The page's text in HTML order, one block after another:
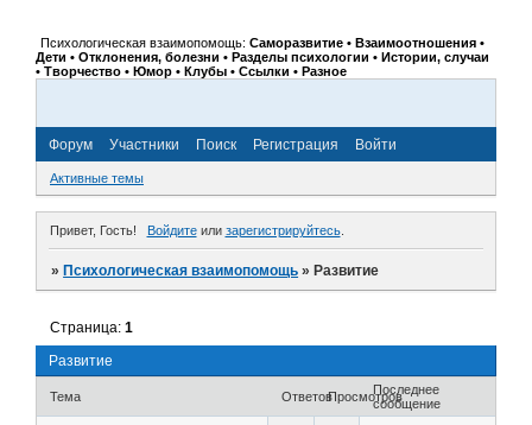
Психологическая взаимопомощь: Саморазвитие • Взаимоотношения •
Дети • Отклонения, болезни • Разделы психологии • Истории, случаи
• Творчество • Юмор • Клубы • Ссылки • Разное
Форум Участники Поиск Регистрация Войти
Активные темы
Привет, Гость! Войдитеили зарегистрируйтесь.
»Психологическая взаимопомощь »Развитие
Развитие
Страница:1
Тема ОтветовПросмотровПоследнее
сообщение